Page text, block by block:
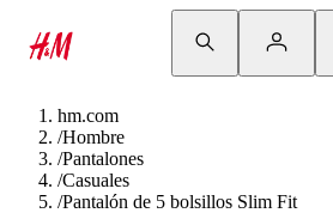
hm.com
/Hombre
/Pantalones
/Casuales
/Pantalón de 5 bolsillos Slim Fit